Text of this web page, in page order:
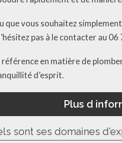
que vous souhaitez
pas à le contacter au
en matière de
d’esprit.
Plus d
sont ses domaines